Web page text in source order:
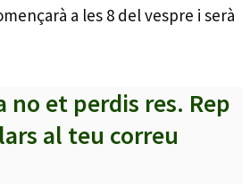
a les 8 del vespre i serà
no et perdis res. Rep
al teu correu